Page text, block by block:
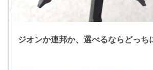
ジオンか連邦か、選べるならどっち